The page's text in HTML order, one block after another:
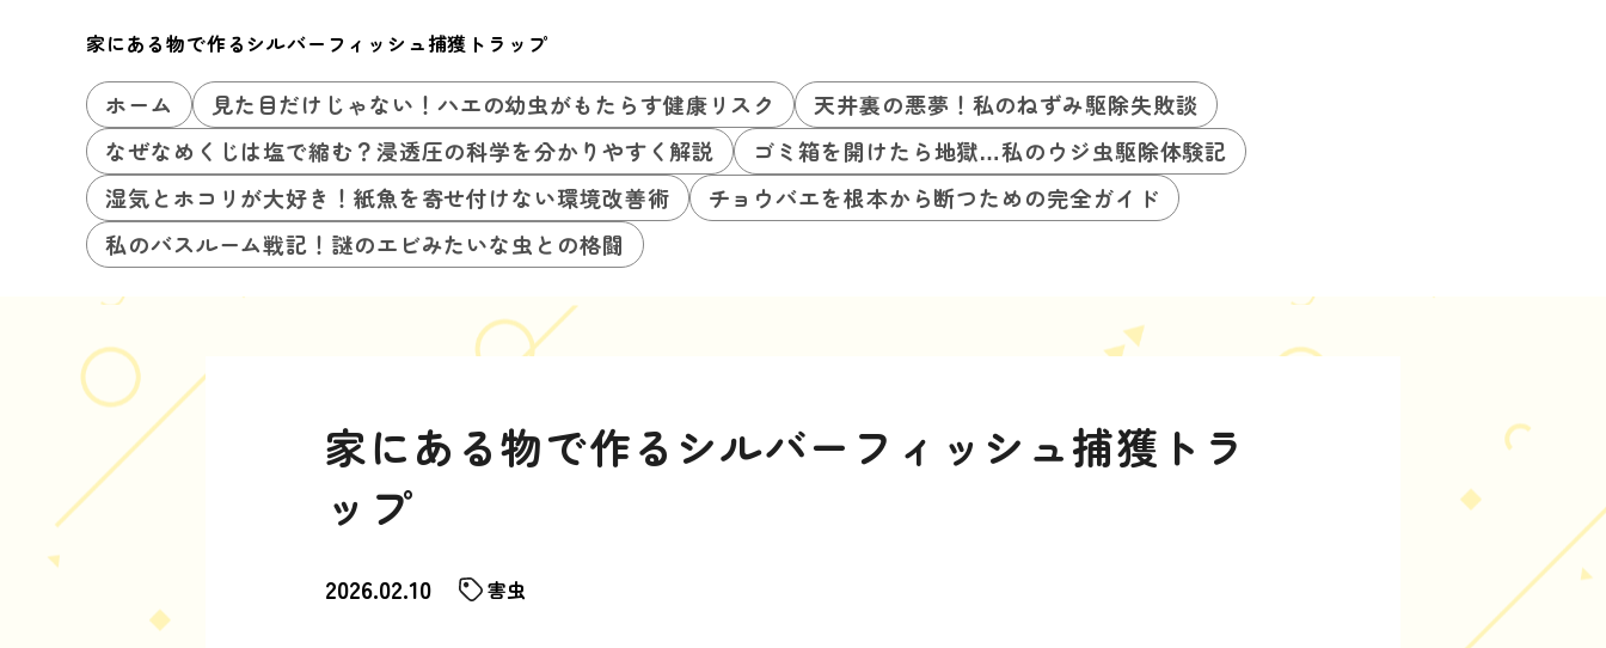
家にある物で作るシルバーフィッシュ捕獲トラップ
ホーム 見た目だけじゃない！ハエの幼虫がもたらす健康リスク
天井裏の悪夢！私のねずみ駆除失敗談
なぜなめくじは塩で縮む？浸透圧の科学を分かりやすく解説
ゴミ箱を開けたら地獄…私のウジ虫駆除体験記
湿気とホコリが大好き！紙魚を寄せ付けない環境改善術
チョウバエを根本から断つための完全ガイド
私のバスルーム戦記！謎のエビみたいな虫との格闘
家にある物で作るシルバーフィッシュ捕獲トラ
ップ
2026.02.10 害虫